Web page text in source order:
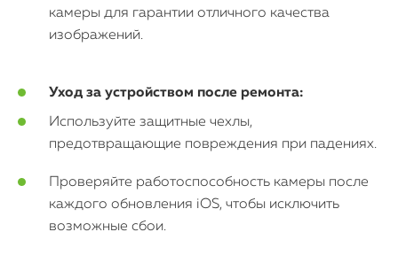
камеры для гарантии отличного качества
изображений.
Уход за устройством после ремонта:
Используйте защитные чехлы,
предотвращающие повреждения при падениях.
Проверяйте работоспособность камеры после
каждого обновления iOS, чтобы исключить
возможные сбои.